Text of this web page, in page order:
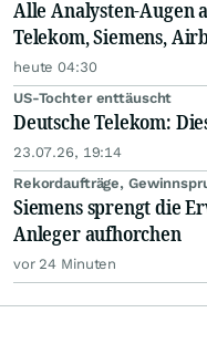
Alle Analysten-Augen
Telekom, Siemens,
heute 04:30
US-Tochter enttäuscht
Deutsche Telekom:
23.07.26, 19:14
Rekordaufträge,
Siemens sprengt die
Anleger aufhorchen
vor 24 Minuten